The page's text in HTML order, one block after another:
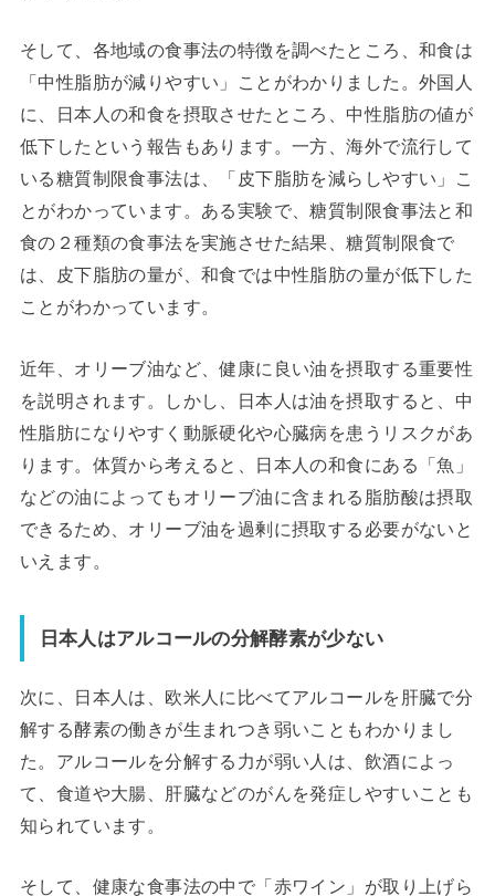
そして、各地域の食事法の特徴を調べたところ、和食は
「中性脂肪が減りやすい」ことがわかりました。外国人
に、日本人の和食を摂取させたところ、中性脂肪の値が
低下したという報告もあります。一方、海外で流行して
いる糖質制限食事法は、「皮下脂肪を減らしやすい」こ
とがわかっています。ある実験で、糖質制限食事法と和
食の２種類の食事法を実施させた結果、糖質制限食で
は、皮下脂肪の量が、和食では中性脂肪の量が低下した
ことがわかっています。
近年、オリーブ油など、健康に良い油を摂取する重要性
を説明されます。しかし、日本人は油を摂取すると、中
性脂肪になりやすく動脈硬化や心臓病を患うリスクがあ
ります。体質から考えると、日本人の和食にある「魚」
などの油によってもオリーブ油に含まれる脂肪酸は摂取
できるため、オリーブ油を過剰に摂取する必要がないと
いえます。
日本人はアルコールの分解酵素が少ない
次に、日本人は、欧米人に比べてアルコールを肝臓で分
解する酵素の働きが生まれつき弱いこともわかりまし
た。アルコールを分解する力が弱い人は、飲酒によっ
て、食道や大腸、肝臓などのがんを発症しやすいことも
知られています。
そして、健康な食事法の中で「赤ワイン」が取り上げら